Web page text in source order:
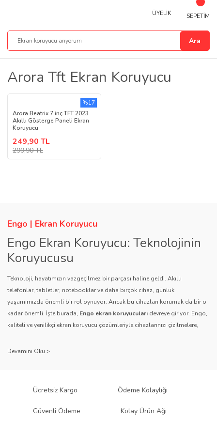
Ara
ÜYELİK SEPETİM
Arora Tft Ekran Koruyucu
Arora Beatrix 7 inç TFT 2023
Akıllı Gösterge Paneli Ekran
Koruyucu
249,90 TL
299,90 TL
%17
Engo | Ekran Koruyucu
Engo Ekran Koruyucu: Teknolojinin
Koruyucusu
Teknoloji, hayatımızın vazgeçilmez bir parçası haline geldi. Akıllı
telefonlar, tabletler, notebooklar ve daha birçok cihaz, günlük
yaşamımızda önemli bir rol oynuyor. Ancak bu cihazları korumak da bir o
kadar önemli. İşte burada, Engo ekran koruyucuları devreye giriyor. Engo,
kaliteli ve yenilikçi ekran koruyucu çözümleriyle cihazlarınızı çizilmelere,
sağlıyor.
Engo ekran koruyucuları
, uzun yıllara dayanan tecrübesi ve teknolojiye
ürününü titiz bir kalite kontrol sürecinden geçirir. Kullanıcı dostu tasarımı
Ücretsiz Kargo Ödeme Kolaylığı
Güvenli Ödeme Kolay Ürün Ağı